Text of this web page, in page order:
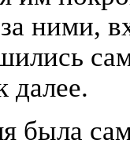
ними,
далее.
была